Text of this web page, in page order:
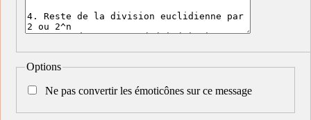
Options
Ne pas convertir les émoticônes sur ce message